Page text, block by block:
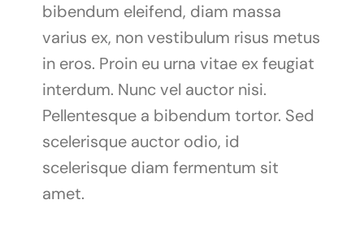
bibendum eleifend, diam massa
varius ex, non vestibulum risus metus
in eros. Proin eu urna vitae ex feugiat
interdum. Nunc vel auctor nisi.
Pellentesque a bibendum tortor. Sed
scelerisque auctor odio, id
scelerisque diam fermentum sit
amet.